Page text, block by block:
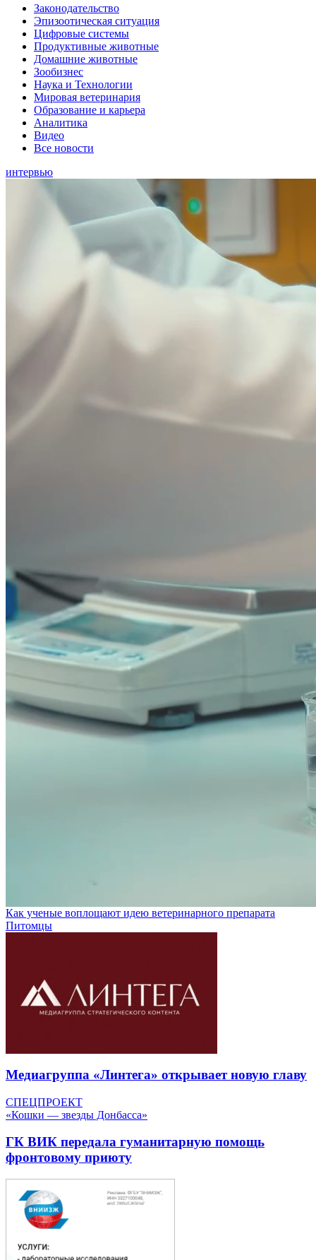
Законодательство
Эпизоотическая ситуация
Цифровые системы
Продуктивные животные
Домашние животные
Зообизнес
Наука и Технологии
Мировая ветеринария
Образование и карьера
Аналитика
Видео
Все новости
интервью
Как ученые воплощают идею ветеринарного препарата
Питомцы
Медиагруппа «Линтега» открывает новую главу
СПЕЦПРОЕКТ
«Кошки — звезды Донбасса»
ГК ВИК передала гуманитарную помощь
фронтовому приюту